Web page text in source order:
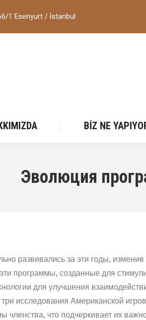
1 Esenyurt / İstanbul
BIZ NE
Эволюция
развивались за эти годы,
программы, созданные для
для улучшения
исследования Американской
членства, что подчеркивает их